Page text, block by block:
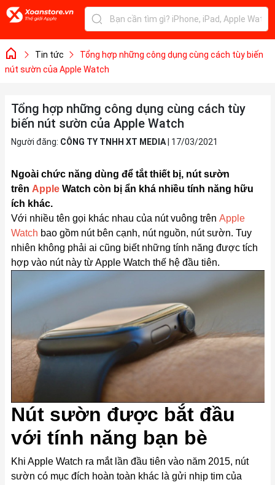
Tin tức
Tổng hợp những công dụng cùng cách tùy biến
nút sườn của Apple Watch
Tổng hợp những công dụng cùng cách tùy
biến nút sườn của Apple Watch
Người đăng: CÔNG TY TNHH XT MEDIA| 17/03/2021
Ngoài chức năng dùng để tắt thiết bị, nút sườn
trên Apple Watch còn bị ẩn khá nhiều tính năng hữu
ích khác.
Với nhiều tên gọi khác nhau của nút vuông trên Apple
Watch bao gồm nút bên cạnh, nút nguồn, nút sườn. Tuy
nhiên không phải ai cũng biết những tính năng được tích
hợp vào nút này từ Apple Watch thế hệ đầu tiên.
Nút sườn được bắt đầu
với tính năng bạn bè
Khi Apple Watch ra mắt lần đầu tiên vào năm 2015, nút
sườn có mục đích hoàn toàn khác là gửi nhịp tim của